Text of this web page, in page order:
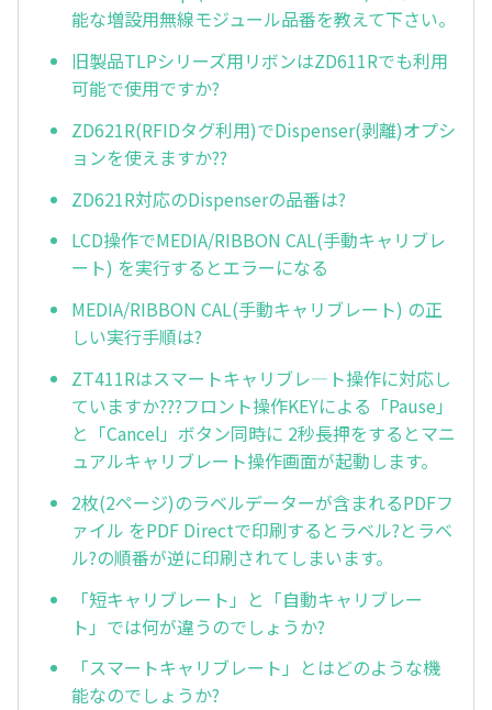
能な増設用無線モジュール品番を教えて下さい。
旧製品TLPシリーズ用リボンはZD611Rでも利用
可能で使用ですか?
ZD621R(RFIDタグ利用)でDispenser(剥離)オプシ
ョンを使えますか??
ZD621R対応のDispenserの品番は?
LCD操作でMEDIA/RIBBON CAL(手動キャリブレ
ート) を実行するとエラーになる
MEDIA/RIBBON CAL(手動キャリブレート) の正
しい実行手順は?
ZT411Rはスマートキャリブレ—ト操作に対応し
ていますか???フロント操作KEYによる「Pause」
と「Cancel」ボタン同時に 2秒長押をするとマニ
ュアルキャリブレート操作画面が起動します。
2枚(2ページ)のラベルデーターが含まれるPDFフ
ァイル をPDF Directで印刷するとラベル?とラベ
ル?の順番が逆に印刷されてしまいます。
「短キャリブレート」と「自動キャリブレー
ト」では何が違うのでしょうか?
「スマートキャリブレート」とはどのような機
能なのでしょうか?